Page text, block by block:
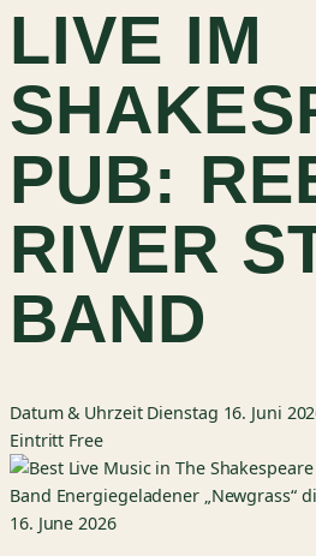
LIVE IM
PUB:
RIVER
BAND
Datum & Uhrzeit Dienstag 16. Juni
Eintritt Free